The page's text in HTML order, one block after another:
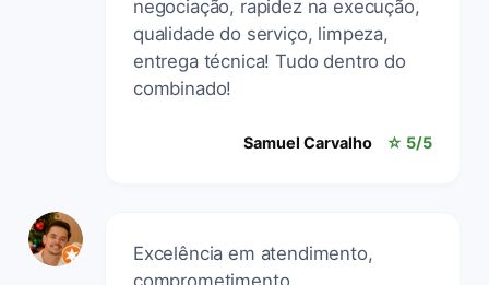
negociação, rapidez na execução,
qualidade do serviço, limpeza,
entrega técnica! Tudo dentro do
combinado!
Samuel Carvalho ☆ 5/5
Excelência em atendimento,
comprometimento,